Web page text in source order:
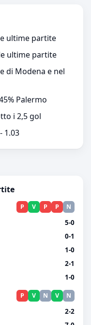
ultime partite
ultime partite
di Modena e nel
Palermo
i 2,5 gol
1.03
P V P P N
5-0
0-1
1-0
2-1
1-0
P V N V N
2-2